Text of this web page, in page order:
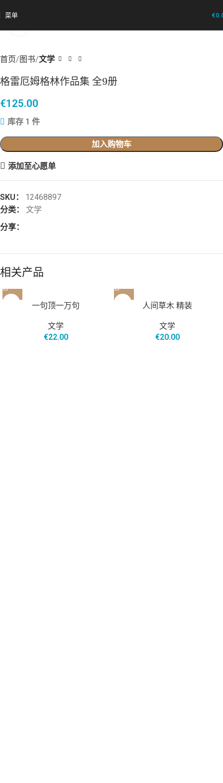
菜单 €
首页 图书 文学
格雷厄姆格林作品集 全9册
€125.00
库存 1 件
加入购物车
添加至心愿单
SKU： 12468897
分类：
文学
分享：
相关产品
一句顶一万句
文学
€22.00
人间草木 精装
文学
€20.00